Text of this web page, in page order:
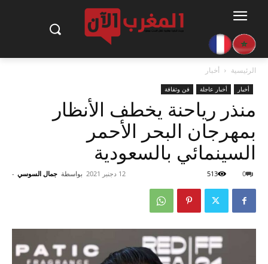
الرئيسية أخبار
أخبار أخبار عاجلة فن وثقافة
منذر رياحنة يخطف الأنظار
بمهرجان البحر الأحمر
السينمائي بالسعودية
بواسطة جمال السوسي - 12 دجنبر 2021 0
513